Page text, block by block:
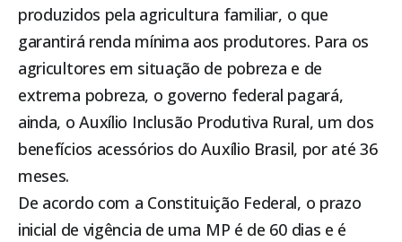
produzidos pela agricultura familiar, o que
garantirá renda mínima aos produtores. Para os
agricultores em situação de pobreza e de
extrema pobreza, o governo federal pagará,
ainda, o Auxílio Inclusão Produtiva Rural, um dos
benefícios acessórios do Auxílio Brasil, por até 36
meses.
De acordo com a Constituição Federal, o prazo
inicial de vigência de uma MP é de 60 dias e é